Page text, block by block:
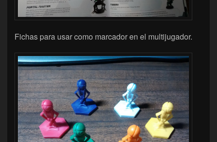
Fichas para usar como marcador en el multijugador.